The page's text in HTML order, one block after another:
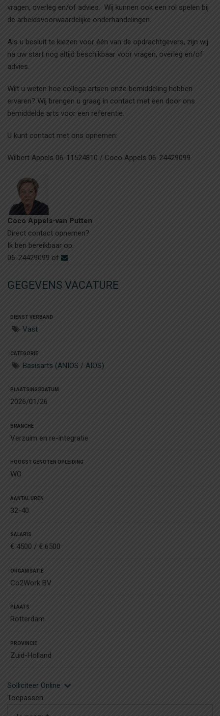
vragen, overleg en/of advies. Wij kunnen ook een rol spelen bij
de arbeidsvoorwaardelijke onderhandelingen.
Als u besluit te kiezen voor één van de opdrachtgevers, zijn wij
na uw start nog altijd beschikbaar voor vragen, overleg en/of
advies.
Wilt u weten hoe collega artsen onze bemiddeling hebben
ervaren? Wij brengen u graag in contact met een door ons
bemiddelde arts voor een referentie.
U kunt contact met ons opnemen:
Wilbert Appels 06-11524810 / Coco Appels 06-24429099
Coco Appels-van Putten
Direct contact opnemen?
Ik ben bereikbaar op:
06-24429099 of
GEGEVENS VACATURE
DIENST VERBAND
Vast
CATEGORIE
Basisarts (ANIOS / AIOS)
PLAATSINGSDATUM
2026/01/26
BRANCHE
Verzuim en re-integratie
HOOGST GENOTEN OPLEIDING
WO
AANTAL UREN
32-40
SALARIS
€ 4500 / € 6500
ORGANISATIE
Co2Work BV
PLAATS
Rotterdam
PROVINCIE
Zuid-Holland
Solliciteer Online
Toepassen